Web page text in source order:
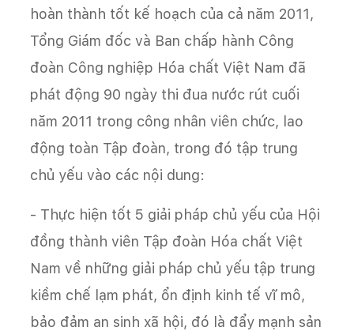
hoàn thành tốt kế hoạch của cả năm 2011,
Tổng Giám đốc và Ban chấp hành Công
đoàn Công nghiệp Hóa chất Việt Nam đã
phát động 90 ngày thi đua nước rút cuối
năm 2011 trong công nhân viên chức, lao
động toàn Tập đoàn, trong đó tập trung
chủ yếu vào các nội dung:
- Thực hiện tốt 5 giải pháp chủ yếu của Hội
đồng thành viên Tập đoàn Hóa chất Việt
Nam về những giải pháp chủ yếu tập trung
kiềm chế lạm phát, ổn định kinh tế vĩ mô,
bảo đảm an sinh xã hội, đó là đẩy mạnh sản